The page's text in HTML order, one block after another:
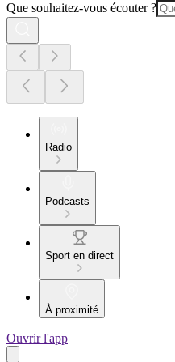
Que souhaitez-vous écouter ?
Radio
Podcasts
Sport en direct
À proximité
Ouvrir l'app